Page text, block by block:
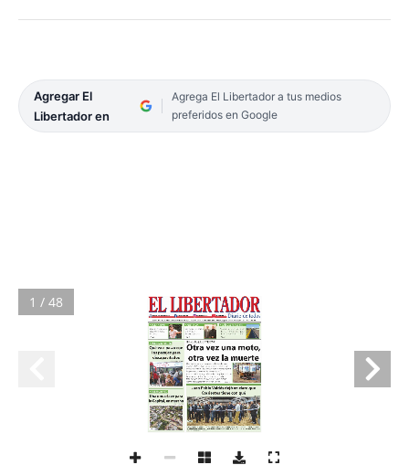
Agregar El
Libertador en
Agrega El Libertador a tus medios
preferidos en Google
1 / 48